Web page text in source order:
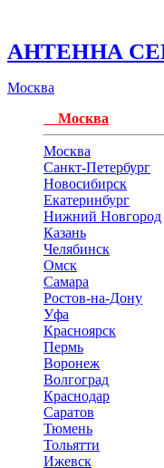
АНТЕННА
Москва
Москва
Москва
Санкт-Петербург
Новосибирск
Екатеринбург
Нижний Новгород
Казань
Челябинск
Омск
Самара
Ростов-на-Дону
Уфа
Красноярск
Пермь
Воронеж
Волгоград
Краснодар
Саратов
Тюмень
Тольятти
Ижевск